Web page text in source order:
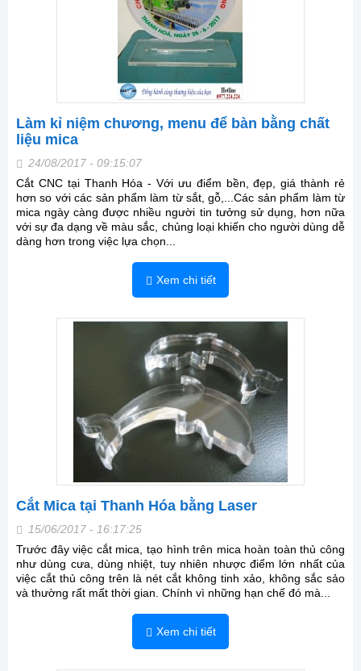
Làm kỉ niệm chương, menu để bàn bằng chất
liệu mica
24/08/2017 - 09:15:07
Cắt CNC tại Thanh Hóa - Với ưu điểm bền, đẹp, giá thành rẻ
hơn so với các sản phẩm làm từ sắt, gỗ,...Các sản phẩm làm từ
mica ngày càng được nhiều người tin tưởng sử dụng, hơn nữa
với sự đa dạng về màu sắc, chủng loại khiến cho người dùng dễ
dàng hơn trong việc lựa chọn...
Xem chi tiết
Cắt Mica tại Thanh Hóa bằng Laser
15/06/2017 - 16:17:25
Trước đây việc cắt mica, tạo hình trên mica hoàn toàn thủ công
như dùng cưa, dùng nhiệt, tuy nhiên nhược điểm lớn nhất của
việc cắt thủ công trên là nét cắt không tinh xảo, không sắc sảo
và thường rất mất thời gian. Chính vì những hạn chế đó mà...
Xem chi tiết